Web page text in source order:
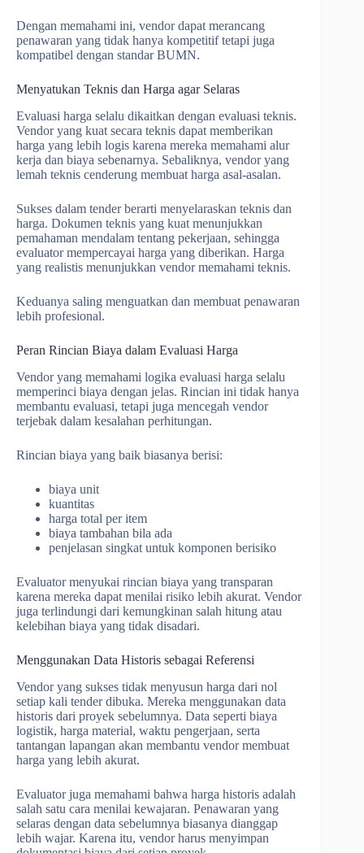
Dengan memahami ini, vendor dapat merancang
penawaran yang tidak hanya kompetitif tetapi juga
kompatibel dengan standar BUMN.
Menyatukan Teknis dan Harga agar Selaras
Evaluasi harga selalu dikaitkan dengan evaluasi teknis.
Vendor yang kuat secara teknis dapat memberikan
harga yang lebih logis karena mereka memahami alur
kerja dan biaya sebenarnya. Sebaliknya, vendor yang
lemah teknis cenderung membuat harga asal-asalan.
Sukses dalam tender berarti menyelaraskan teknis dan
harga. Dokumen teknis yang kuat menunjukkan
pemahaman mendalam tentang pekerjaan, sehingga
evaluator mempercayai harga yang diberikan. Harga
yang realistis menunjukkan vendor memahami teknis.
Keduanya saling menguatkan dan membuat penawaran
lebih profesional.
Peran Rincian Biaya dalam Evaluasi Harga
Vendor yang memahami logika evaluasi harga selalu
memperinci biaya dengan jelas. Rincian ini tidak hanya
membantu evaluasi, tetapi juga mencegah vendor
terjebak dalam kesalahan perhitungan.
Rincian biaya yang baik biasanya berisi:
biaya unit
kuantitas
harga total per item
biaya tambahan bila ada
penjelasan singkat untuk komponen berisiko
Evaluator menyukai rincian biaya yang transparan
karena mereka dapat menilai risiko lebih akurat. Vendor
juga terlindungi dari kemungkinan salah hitung atau
kelebihan biaya yang tidak disadari.
Menggunakan Data Historis sebagai Referensi
Vendor yang sukses tidak menyusun harga dari nol
setiap kali tender dibuka. Mereka menggunakan data
historis dari proyek sebelumnya. Data seperti biaya
logistik, harga material, waktu pengerjaan, serta
tantangan lapangan akan membantu vendor membuat
harga yang lebih akurat.
Evaluator juga memahami bahwa harga historis adalah
salah satu cara menilai kewajaran. Penawaran yang
selaras dengan data sebelumnya biasanya dianggap
lebih wajar. Karena itu, vendor harus menyimpan